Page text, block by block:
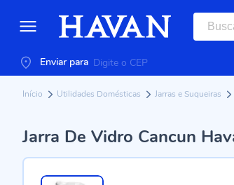
Enviar para
Início Utilidades Domésticas Jarras e Suqueiras
Jarra De Vidro Cancun